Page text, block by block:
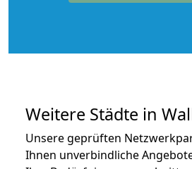
Weitere Städte in
Unsere geprüften
Ihnen unverbindliche